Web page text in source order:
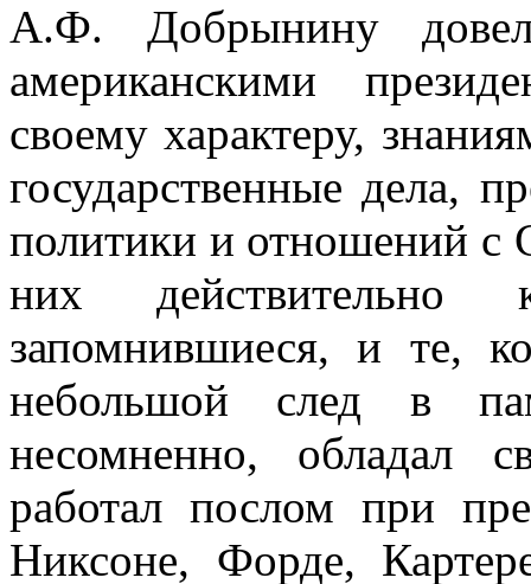
А.Ф. Добрынину
американскими
своему характеру,
государственные дела,
политики и отношений с
них действительно
запомнившиеся, и те,
небольшой след в
несомненно, обладал
работал послом при
Никсоне, Форде,